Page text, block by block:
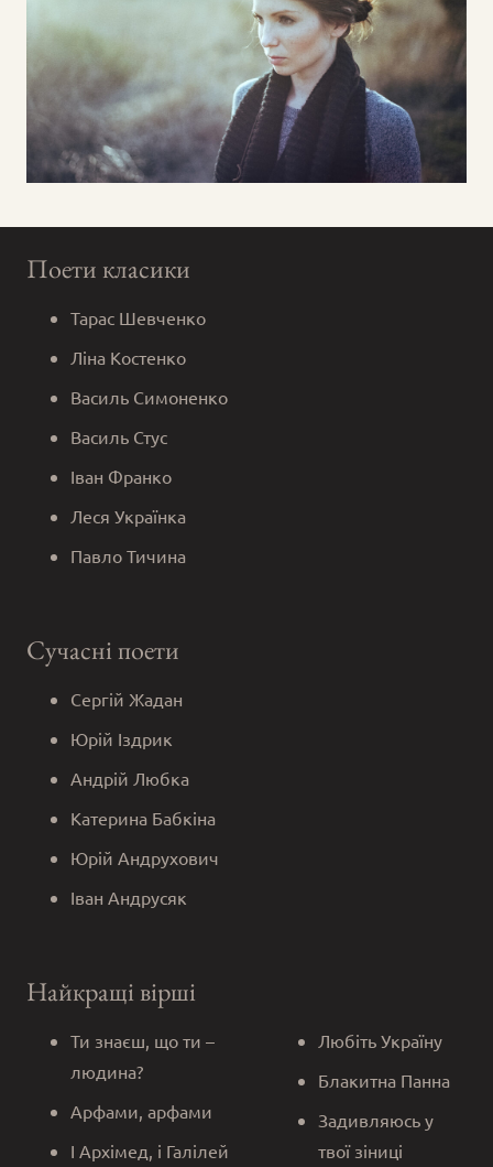
Поети класики
Тарас Шевченко
Ліна Костенко
Василь Симоненко
Василь Стус
Іван Франко
Леся Українка
Павло Тичина
Сучасні поети
Сергій Жадан
Юрій Іздрик
Андрій Любка
Катерина Бабкіна
Юрій Андрухович
Іван Андрусяк
Найкращі вірші
Ти знаєш, що ти –
людина?
Арфами, арфами
І Архімед, і Галілей
Любіть Україну
Блакитна Панна
Задивляюсь у
твої зіниці